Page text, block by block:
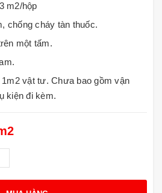
m2/hộp
chống cháy tàn thuốc.
một tấm.
vật tư. Chưa bao gồm vận
kiện đi kèm.